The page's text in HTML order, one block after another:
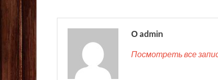
О admin
Посмотреть все